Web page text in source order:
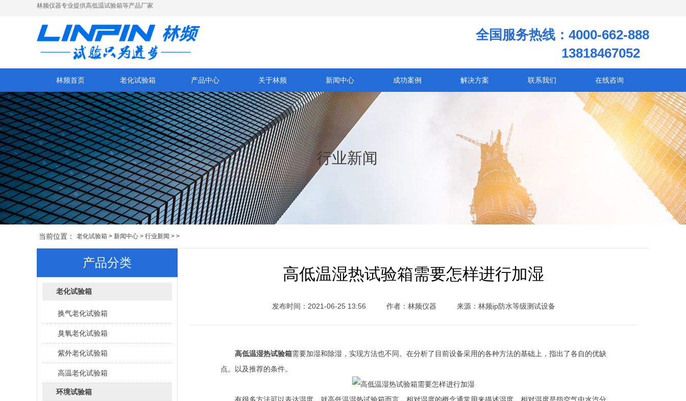
林频仪器专业提供高低温试验箱等产品厂家
全国服务热线：4000-662-888
13818467052
林频首页 老化试验箱 产品中心 关于林频 新闻中心 成功案例 解决方案 联系我们 在线咨询
行业新闻
当前位置： 老化试验箱 > 新闻中心 > 行业新闻 > >
产品分类
老化试验箱
换气老化试验箱
臭氧老化试验箱
紫外老化试验箱
高温老化试验箱
环境试验箱
高低温湿热试验箱需要怎样进行加湿
发布时间：2021-06-25 13:56 作者：林频仪器 来源：林频ip防水等级测试设备
高低温湿热试验箱需要加湿和除湿，实现方法也不同。在分析了目前设备采用的各种方法的基础上，指出了各自的优缺
点。以及推荐的条件。
有很多方法可以表达湿度。就高低温湿热试验箱而言，相对湿度的概念通常用来描述湿度。相对湿度是指空气中水汽分